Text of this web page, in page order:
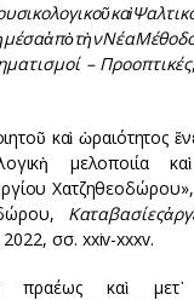
καὶ
μέσαἀπὸτὴνΝέα
– Προοπτικές
καὶ ὡραιότητος
μελοποιία
Καταβασίες
σσ. xxiv-xxxv.
καὶ μετ᾽